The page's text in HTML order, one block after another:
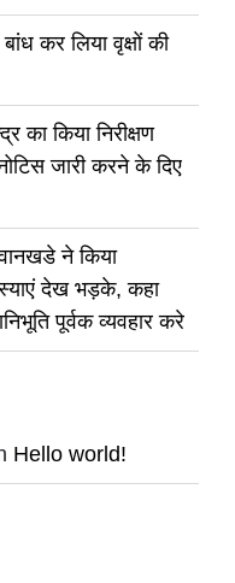
कर लिया वृक्षों की
का किया निरीक्षण
जारी करने के दिए
ने किया
देख भड़के, कहा
पूर्वक व्यवहार करे
Hello world!